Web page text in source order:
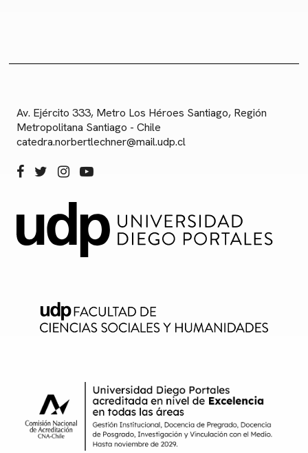
Av. Ejército 333, Metro Los Héroes Santiago, Región
Metropolitana Santiago - Chile
catedra.norbertlechner@mail.udp.cl